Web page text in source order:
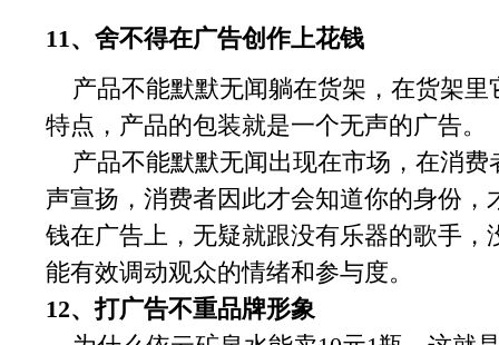
11、舍不得在广告创作上花钱
产品不能默默无闻躺在货架，在货架里
特点，产品的包装就是一个无声的广告。
产品不能默默无闻出现在市场，在消费
声宣扬，消费者因此才会知道你的身份
钱在广告上，无疑就跟没有乐器的歌手
能有效调动观众的情绪和参与度。
12、打广告不重品牌形象